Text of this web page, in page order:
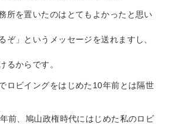
所を置いたのはとてもよかったと思い
ぞ」というメッセージを送れますし、
るからです。
ロビイングをはじめた10年前とは隔世
前、鳩山政権時代にはじめた私のロビ